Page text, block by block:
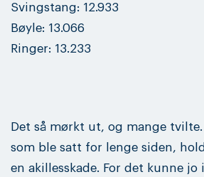
Svingstang: 12.933
Bøyle: 13.066
Ringer: 13.233
Det så mørkt ut, og mange
som ble satt for lenge siden,
en akillesskade. For det kunne jo